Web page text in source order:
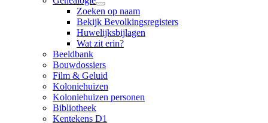
Zoeken op naam
Bekijk Bevolkingsregisters
Huwelijksbijlagen
Wat zit erin?
Beeldbank
Bouwdossiers
Film & Geluid
Koloniehuizen
Koloniehuizen personen
Bibliotheek
Kentekens D1